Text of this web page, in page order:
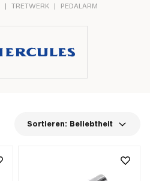
| TRETWERK | PEDALARM
Sortieren: Beliebtheit